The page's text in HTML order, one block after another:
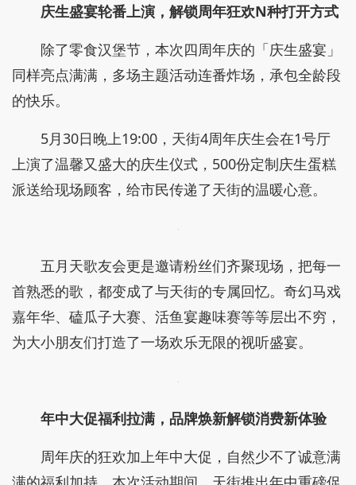
庆生盛宴轮番上演，解锁周年狂欢N种打开方式
除了零食汉堡节，本次四周年庆的「庆生盛宴」
同样亮点满满，多场主题活动连番炸场，承包全龄段
的快乐。
5月30日晚上19:00，天街4周年庆生会在1号厅
上演了温馨又盛大的庆生仪式，500份定制庆生蛋糕
派送给现场顾客，给市民传递了天街的温暖心意。
五月天歌友会更是邀请粉丝们齐聚现场，把每一
为大小朋友们打造了一场欢乐无限的视听盛宴。